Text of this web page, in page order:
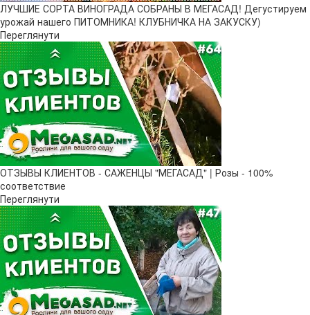
ЛУЧШИЕ СОРТА ВИНОГРАДА СОБРАНЫ В МЕГАСАД! Дегустируем
урожай нашего ПИТОМНИКА! КЛУБНИЧКА НА ЗАКУСКУ)
Переглянути
ОТЗЫВЫ КЛИЕНТОВ - САЖЕНЦЫ "МЕГАСАД" | Розы - 100%
соответствие
Переглянути